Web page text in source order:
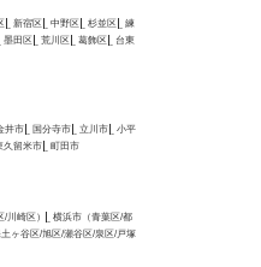
新宿区 中野区 杉並区
練
墨田区 荒川区 葛飾区
台東
井市 国分寺市 立川市
小平
久留米市 町田市
川崎区）
横浜市（青葉区/都
ヶ谷区/旭区/瀬谷区/泉区/戸塚